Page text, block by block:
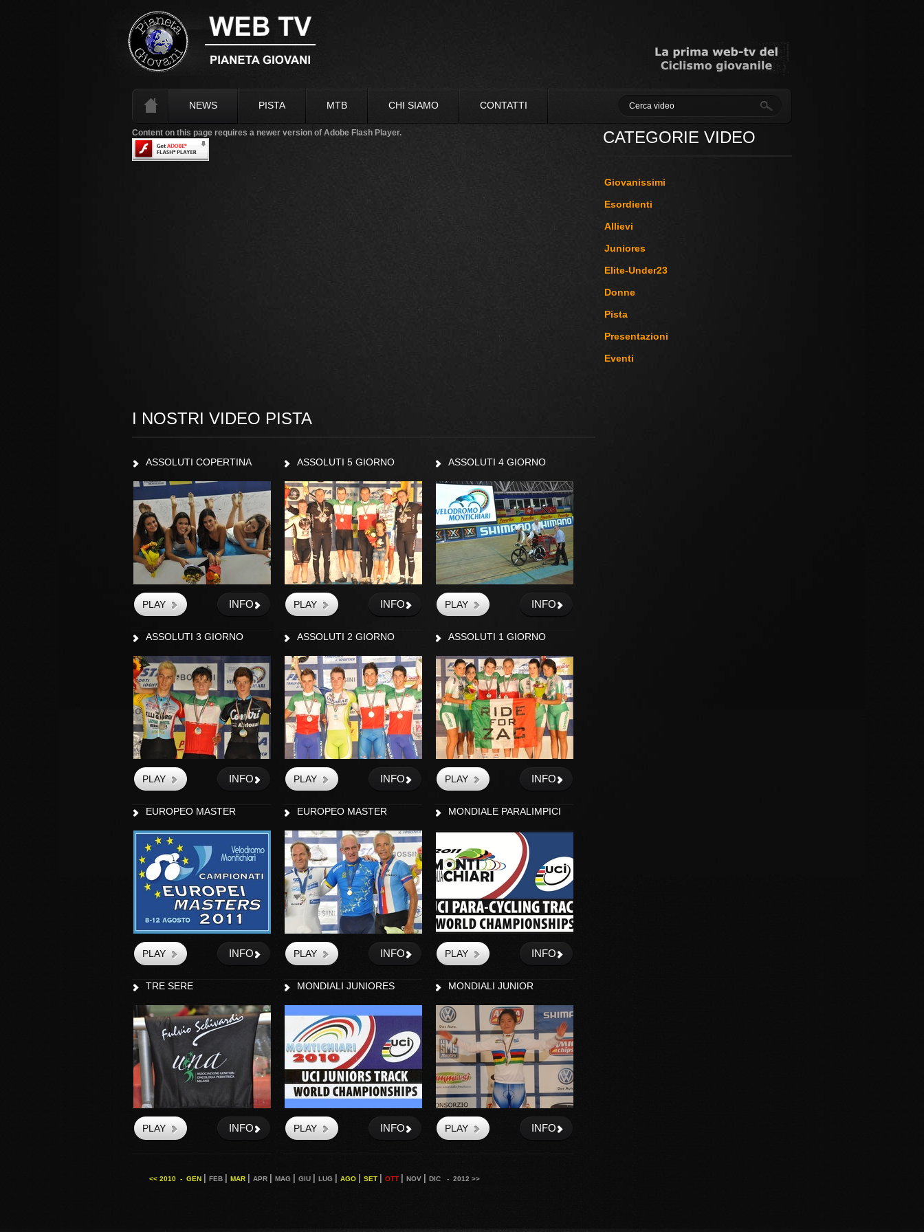
NEWS PISTA MTB CHI SIAMO CONTATTI
Content on this page requires a newer version of Adobe Flash Player. CATEGORIE VIDEO
Giovanissimi
Esordienti
Allievi
Juniores
Elite-Under23
Donne
Pista
Presentazioni
Eventi
I NOSTRI VIDEO PISTA
ASSOLUTI COPERTINA
INFO
ASSOLUTI 5 GIORNO
INFO
ASSOLUTI 4 GIORNO
INFO
ASSOLUTI 3 GIORNO
INFO
ASSOLUTI 2 GIORNO
INFO
ASSOLUTI 1 GIORNO
INFO
EUROPEO MASTER
INFO
EUROPEO MASTER
INFO
MONDIALE PARALIMPICI
INFO
TRE SERE
INFO
MONDIALI JUNIORES
INFO
MONDIALI JUNIOR
INFO
<< 2010 - GEN FEB MAR APR MAG GIU LUG AGO SET OTT NOV DIC - 2012 >>